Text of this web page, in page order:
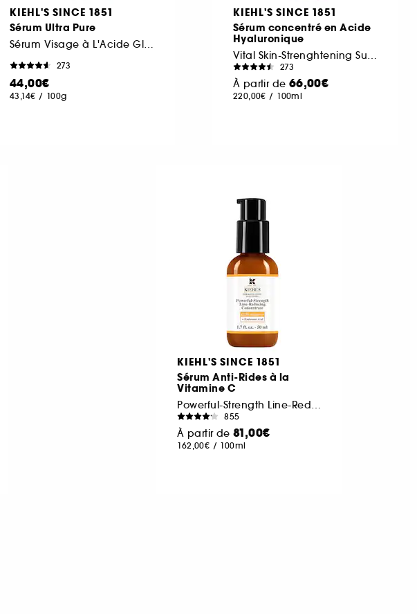
KIEHL'S SINCE 1851
Sérum Ultra Pure
Sérum Visage à L'Acide Glycolique
273
44,00€
43,14€ / 100g
KIEHL'S SINCE 1851
Sérum concentré en Acide
Hyaluronique
Vital Skin-Strenghtening Super Serum
273
À partir de 66,00€
220,00€ / 100ml
KIEHL'S SINCE 1851
Sérum Anti-Rides à la
Vitamine C
Powerful-Strength Line-Reducing Concentrate
855
À partir de81,00€
162,00€ / 100ml